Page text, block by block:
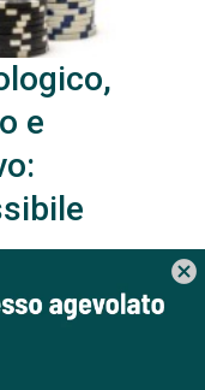
e
co-occorenza tra
compulsivo: i
cancel